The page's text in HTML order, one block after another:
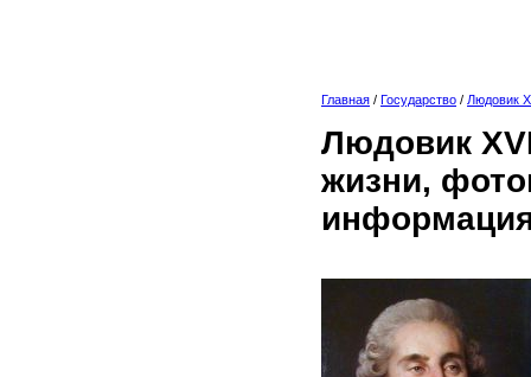
Главная / Государство / Людовик
Людовик
жизни,